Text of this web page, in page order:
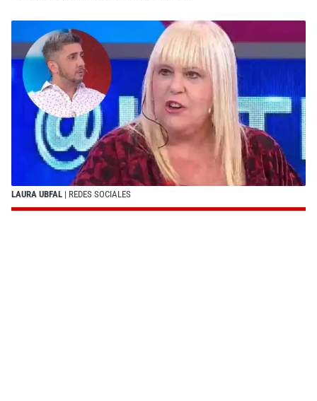
LAURA UBFAL | REDES SOCIALES